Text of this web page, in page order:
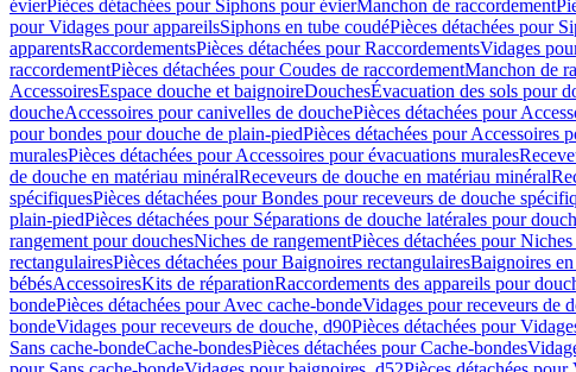
évierPièces détachées pour Siphons pour évierManchon de raccordement
pour Vidages pour appareilsSiphons en tube coudéPièces détachées pour
apparentsRaccordementsPièces détachées pour RaccordementsVidages
raccordementPièces détachées pour Coudes de raccordementManchon de
AccessoiresEspace douche et baignoireDouchesÉvacuation des sols pour
doucheAccessoires pour canivelles de douchePièces détachées pour
pour bondes pour douche de plain-piedPièces détachées pour Accessoires
muralesPièces détachées pour Accessoires pour évacuations murales
de douche en matériau minéralReceveurs de douche en matériau minéral
spécifiquesPièces détachées pour Bondes pour receveurs de douche
plain-piedPièces détachées pour Séparations de douche latérales pour
rangement pour douchesNiches de rangementPièces détachées pour
rectangulairesPièces détachées pour Baignoires rectangulairesBaignoires
bébésAccessoiresKits de réparationRaccordements des appareils pour
bondePièces détachées pour Avec cache-bondeVidages pour receveurs de
bondeVidages pour receveurs de douche, d90Pièces détachées pour
Sans cache-bondeCache-bondesPièces détachées pour Cache-bondes